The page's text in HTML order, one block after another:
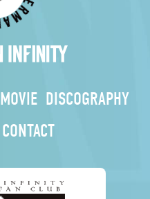
MOVIE DISCOGRAPHY
CONTACT